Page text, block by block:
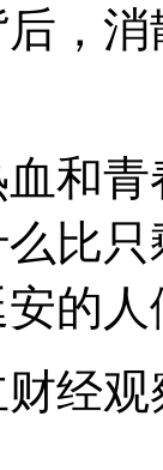
，
和
比
的
财经